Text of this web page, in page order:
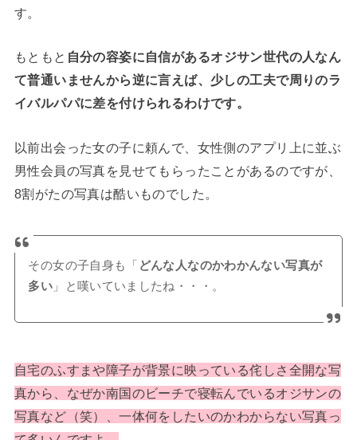
す。
もともと 自分の容姿に自信があるオジサン世代の人なん
て普通いませんから逆に言えば、少しの工夫で周りのラ
イバルパパに差を付けられるわけです。
以前出会った女の子に頼んで、女性側のアプリ上に並ぶ
男性会員の写真を見せてもらったことがあるのですが、
8割がたの写真は酷いものでした。
その女の子自身も「 どんな人なのかわかんない写真が
多い 」と嘆いていましたね・・・。
自宅のふすまや障子が背景に映っている侘しさ全開な写
真から、なぜか南国のビーチで寝転んでいるオジサンの
写真など（笑）、一体何をしたいのかわからない写真っ